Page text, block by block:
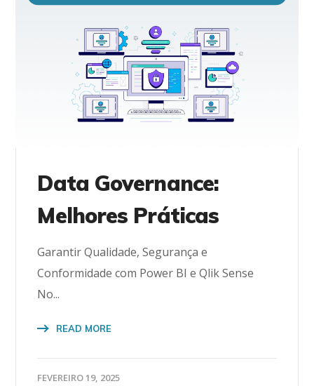
Data Governance:
Melhores Práticas
Garantir Qualidade, Segurança e
Conformidade com Power BI e Qlik Sense
No...
READ MORE
FEVEREIRO 19, 2025